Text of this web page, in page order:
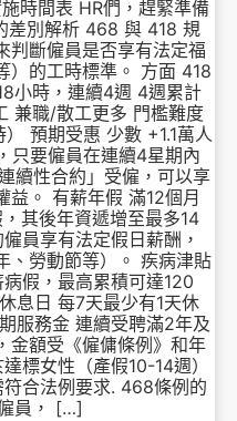
時間表 HR們，趕緊準備
差別解析 468 與 418 規
判斷僱員是否享有法定福
）的工時標準。 方面 418
小時，連續4週 4週累計
兼職/散工更多 門檻難度
預期受惠 少數 +1.1萬人
只要僱員在連續4星期內
續性合約」受僱，可以享
益。 有薪年假 滿12個月
其後年資遞增至最多14
員享有法定假日薪酬，
、勞動節等）。 疾病津貼
假，最高累積可達120
息日 每7天最少有1天休
服務金 連續受聘滿2年及
金額受《僱傭條例》和年
標女性（產假10-14週）
合法例要求. 468條例的
員， […]